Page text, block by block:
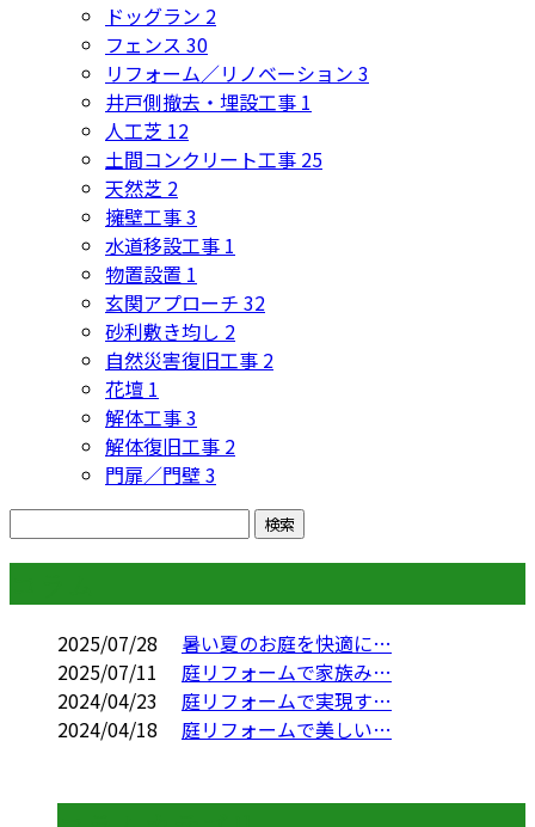
ドッグラン 2
フェンス 30
リフォーム／リノベーション 3
井戸側撤去・埋設工事 1
人工芝 12
土間コンクリート工事 25
天然芝 2
擁壁工事3
水道移設工事 1
物置設置 1
玄関アプローチ 32
砂利敷き均し 2
自然災害復旧工事 2
花壇 1
解体工事3
解体復旧工事 2
門扉／門壁3
2025/07/28
暑い夏のお庭を快適に…
2025/07/11
庭リフォームで家族み…
2024/04/23
庭リフォームで実現す…
2024/04/18
庭リフォームで美しい…